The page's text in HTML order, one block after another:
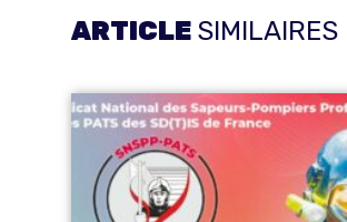
ARTICLE SIMILAIRES